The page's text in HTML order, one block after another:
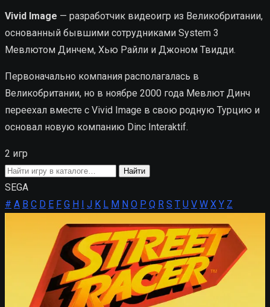
Vivid Image — разработчик видеоигр из Великобритании,
основанный бывшими сотрудниками System 3
Мевлютом Динчем, Хью Райли и Джоном Твидди.
Первоначально компания располагалась в
Великобритании, но в ноябре 2000 года Мевлют Динч
переехал вместе с Vivid Image в свою родную Турцию и
основал новую компанию Dinc Interaktif.
2 игр
Поиск
игры
Найти
SEGA
# A B C D E F G H I J K L M N O P Q R S T U V W X Y Z